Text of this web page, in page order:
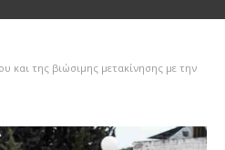
και της βιώσιμης μετακίνησης με την